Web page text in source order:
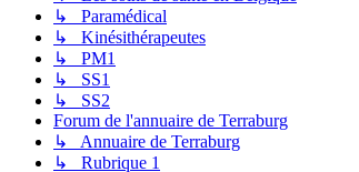
↳ Paramédical
↳ Kinésithérapeutes
↳ PM1
↳ SS1
↳ SS2
Forum de l'annuaire de Terraburg
↳ Annuaire de Terraburg
↳ Rubrique 1